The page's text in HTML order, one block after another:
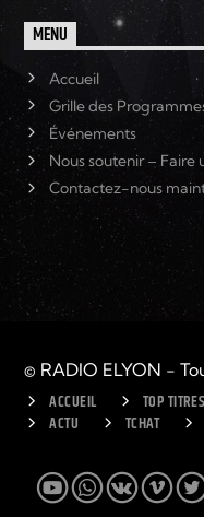
MENU
Accueil
Grille des
Événements
Nous soutenir – Faire
Contactez-nous
© RADIO ELYON -
ACCUEIL TOP TITRES
ACTU
TCHAT